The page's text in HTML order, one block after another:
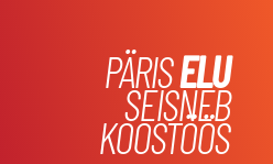
PÄRISELU
SEISNEB
KOOSTÖÖS